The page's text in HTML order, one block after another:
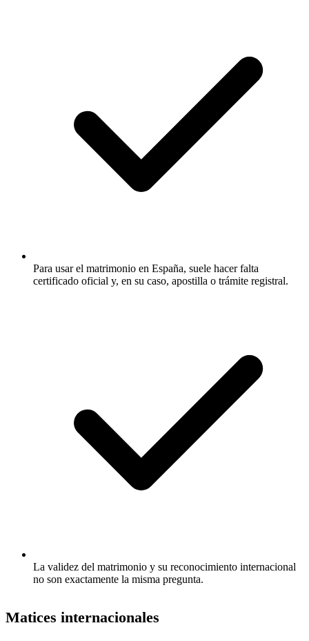
Para usar el matrimonio en España, suele hacer falta
certificado oficial y, en su caso, apostilla o trámite registral.
La validez del matrimonio y su reconocimiento internacional
no son exactamente la misma pregunta.
Matices internacionales